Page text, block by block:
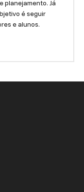
planejamento. Já
é seguir
e alunos.